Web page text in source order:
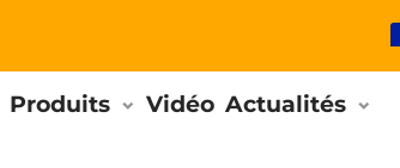
Produits Vidéo Actualités